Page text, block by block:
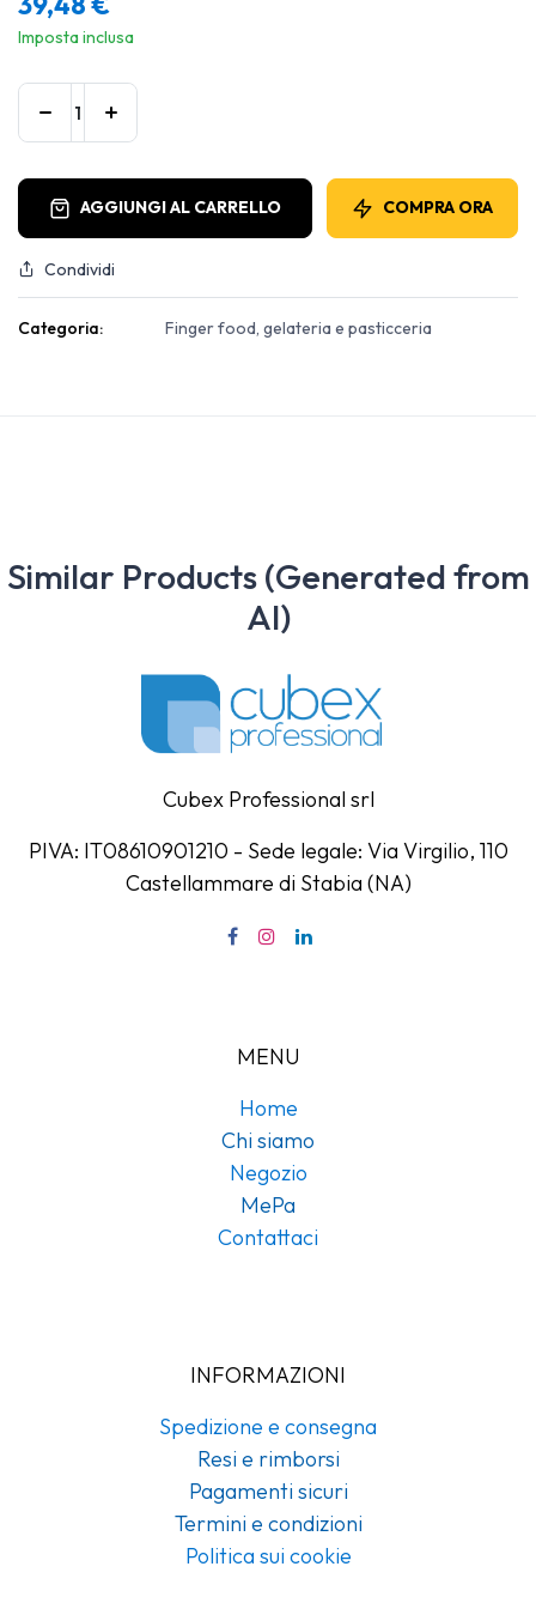
Imposta inclusa
AGGIUNGI AL CARRELLO COMPRA ORA
Condividi
Categoria: Finger food, gelateria e pasticceria
Similar Products (Generated from
AI)
Cubex Professional srl
PIVA: IT08610901210 - Sede legale: Via Virgilio, 110
Castellammare di Stabia (NA)
MENU
Home
Chi siamo
Negozio
MePa
Contattaci
INFORMAZIONI
Spedizione e consegna
Resi e rimborsi
Pagamenti sicuri
Termini e condizioni
Politica sui cookie